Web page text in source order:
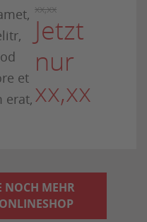
et
erat,
xx,xx
Jetzt
nur
xx,xx
NOCH MEHR